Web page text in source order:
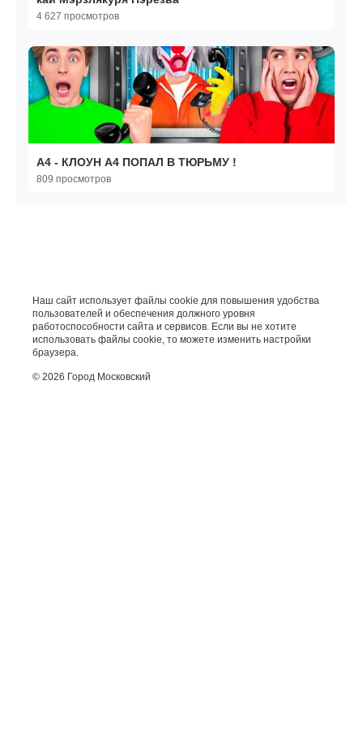
4 627 просмотров
A4 - КЛОУН А4 ПОПАЛ В ТЮРЬМУ !
809 просмотров
Наш сайт использует файлы cookie для повышения удобства
пользователей и обеспечения должного уровня
работоспособности сайта и сервисов. Если вы не хотите
использовать файлы cookie, то можете изменить настройки
браузера.
© 2026 Город Московский